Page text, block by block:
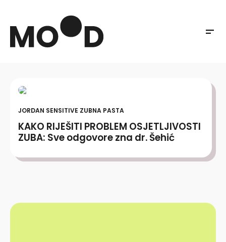
JORDAN SENSITIVE ZUBNA PASTA
KAKO RIJEŠITI PROBLEM OSJETLJIVOSTI
ZUBA: Sve odgovore zna dr. Šehić